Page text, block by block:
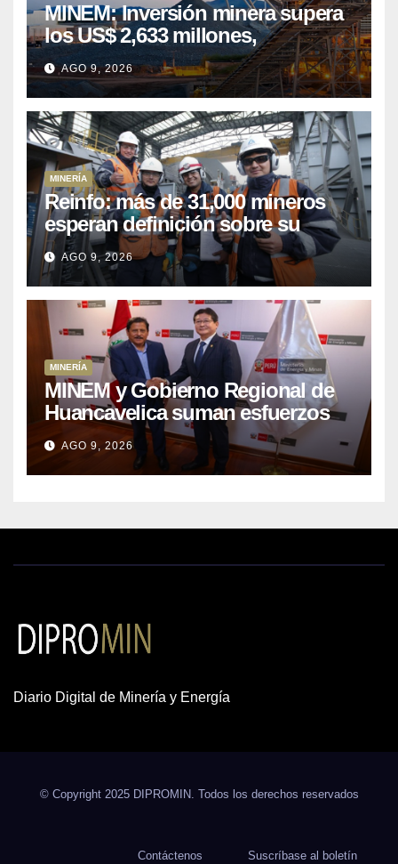
MINEM: Inversión minera supera
los US$ 2,633 millones,
consolidando el dinamismo del
sector
AGO 9, 2026
MINERÍA
Reinfo: más de 31,000 mineros
esperan definición sobre su
proceso de formalización
AGO 9, 2026
MINERÍA
MINEM y Gobierno Regional de
Huancavelica suman esfuerzos
para acelerar proyectos de
energía y poner en valor los
recursos mineros
AGO 9, 2026
Diario Digital de Minería y Energía
© Copyright 2025 DIPROMIN. Todos los derechos reservados
Contáctenos Suscríbase al boletín